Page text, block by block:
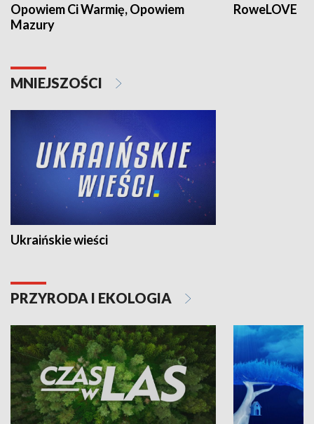
Opowiem Ci Warmię, Opowiem
Mazury
RoweLOVE
MNIEJSZOŚCI
Ukraińskie wieści
PRZYRODA I EKOLOGIA